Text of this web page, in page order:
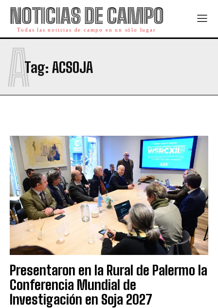
NOTICIAS DE CAMPO
Todas las noticias de campo en un sólo lugar
Tag: ACSOJA
A
Presentaron en la Rural de Palermo la
Conferencia Mundial de
Investigación en Soja 2027